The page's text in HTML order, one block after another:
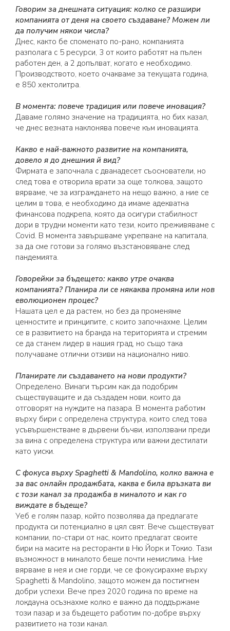
Говорим за днешната ситуация: колко се разшири
компанията от деня на своето създаване? Можем ли
да получим някои числа?
Днес, както бе споменато по-рано, компанията
разполага с 5 ресурси, 3 от които работят на пълен
работен ден, а 2 допълват, когато е необходимо.
Производството, което очакваме за текущата година,
е 850 хектолитра.
В момента: повече традиция или повече иновация?
Даваме голямо значение на традицията, но бих казал,
че днес везната наклонява повече към иновацията.
Какво е най-важното развитие на компанията,
довело я до днешния й вид?
Фирмата е започнала с дванадесет съоснователи, но
след това е отворила врати за още толкова, защото
вярваме, че за изграждането на нещо важно, а ние се
целим в това, е необходимо да имаме адекватна
финансова подкрепа, която да осигури стабилност
дори в трудни моменти като тези, които преживяваме с
Covid. В момента завършваме укрепване на капитала,
за да сме готови за голямо възстановяване след
пандемията.
Говорейки за бъдещето: какво утре очаква
компанията? Планира ли се някаква промяна или нов
еволюционен процес?
Нашата цел е да растем, но без да променяме
ценностите и принципите, с които започнахме. Целим
се в развитието на бранда на територията и стремим
се да станем лидер в нашия град, но също така
получаваме отлични отзиви на национално ниво.
Планирате ли създаването на нови продукти?
Определено. Винаги търсим как да подобрим
съществуващите и да създадем нови, които да
отговорят на нуждите на пазара. В момента работим
върху бири с определена структура, които след това
усъвършенстваме в дървени бъчви, използвани преди
за вина с определена структура или важни дестилати
като уиски.
С фокуса върху Spaghetti & Mandolino, колко важна е
за вас онлайн продажбата, каква е била връзката ви
с този канал за продажба в миналото и как го
виждате в бъдеще?
Уеб е голям пазар, който позволява да предлагате
продукта си потенциално в цял свят. Вече съществуват
компании, по-стари от нас, които предлагат своите
бири на масите на ресторанти в Ню Йорк и Токио. Тази
възможност в миналото беше почти немислима. Ние
вярваме в нея и сме горди, че се фокусирахме върху
Spaghetti & Mandolino, защото можем да постигнем
добри успехи. Вече през 2020 година по време на
локдауна осъзнахме колко е важно да поддържаме
този пазар и за бъдещето работим по-добре върху
развитието на този канал.